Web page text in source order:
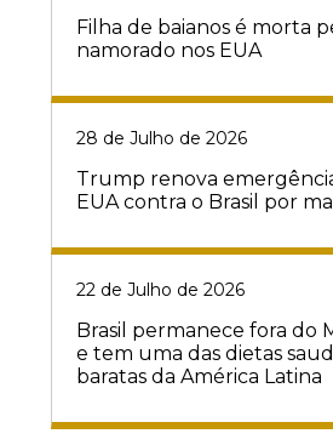
Filha de baianos é morta
namorado nos EUA
28 de Julho de 2026
Trump renova
EUA contra o Brasil por
22 de Julho de 2026
Brasil permanece fora do
e tem uma das dietas
baratas da América Latina